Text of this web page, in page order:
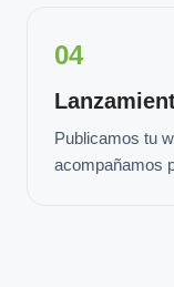
04
Publicamos tu
acompañamos